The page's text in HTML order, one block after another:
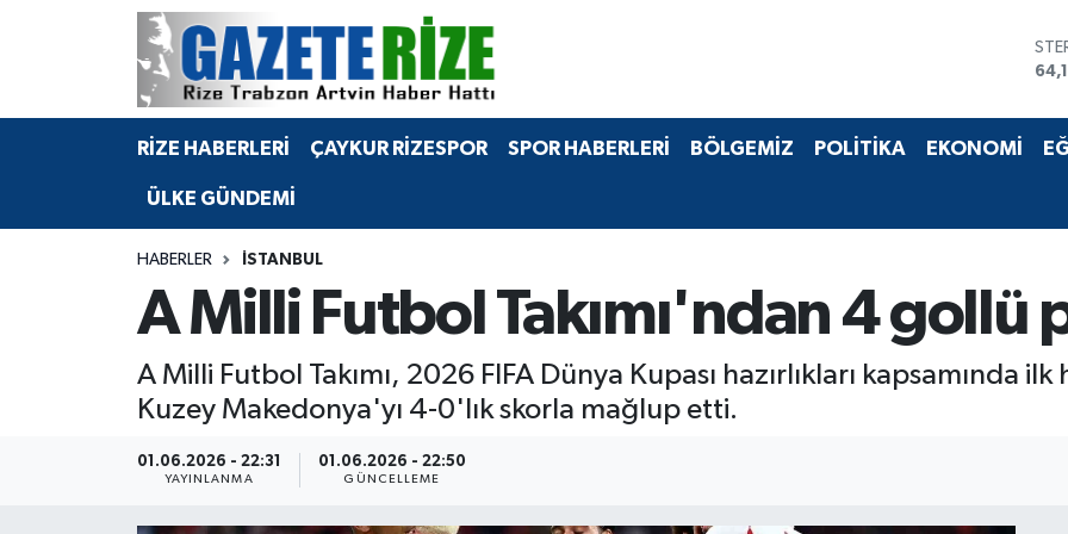
RİZE HABERLERİ ÇAYKUR RİZESPOR SPOR HABERLERİ BÖLGEMİZ POLİTİKA EKONOMİ
ÜLKE GÜNDEMİ
HABERLER İSTANBUL
A Milli Futbol Takımı'ndan 4 gollü
A Milli Futbol Takımı, 2026 FIFA Dünya Kupası hazırlıkları kapsamında ilk
Kuzey Makedonya'yı 4-0'lık skorla mağlup etti.
01.06.2026 - 22:31
YAYINLANMA
01.06.2026 - 22:50
GÜNCELLEME
BÖLGEMİZ
Bilim Teknoloji
Advertising news
Merkez Nöbetçi Eczaneler
Merkez Hava Durumu
Merkez Trafik Yoğunluk Haritası
Tüm Manşetler
Son Dakika Haberleri
Haber Arşivi